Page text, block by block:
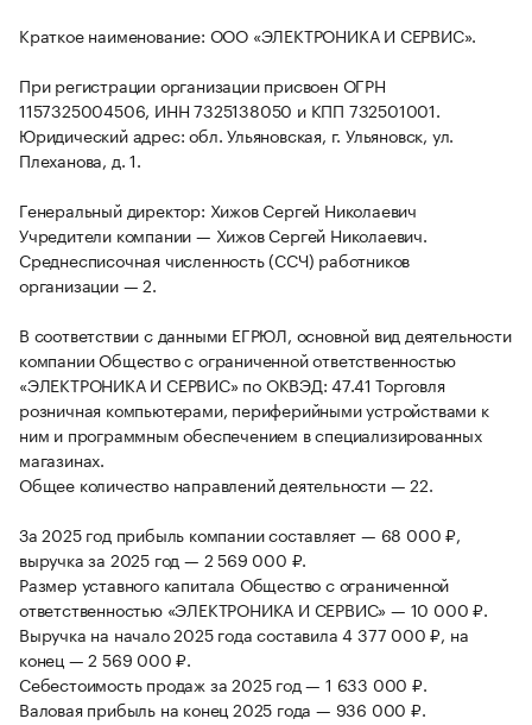
Краткое наименование: ООО «ЭЛЕКТРОНИКА И СЕРВИС».
При регистрации организации присвоен ОГРН
1157325004506, ИНН 7325138050 и КПП 732501001.
Юридический адрес: обл. Ульяновская, г. Ульяновск, ул.
Плеханова, д. 1.
Генеральный директор: Хижов Сергей Николаевич
Учредители компании — Хижов Сергей Николаевич.
Среднесписочная численность (ССЧ) работников
организации — 2.
В соответствии с данными ЕГРЮЛ, основной вид деятельности
компании Общество с ограниченной ответственностью
«ЭЛЕКТРОНИКА И СЕРВИС» по ОКВЭД: 47.41 Торговля
розничная компьютерами, периферийными устройствами к
ним и программным обеспечением в специализированных
магазинах.
Общее количество направлений деятельности — 22.
За 2025 год прибыль компании составляет — 68 000 ₽,
выручка за 2025 год — 2 569 000 ₽.
Размер уставного капитала Общество с ограниченной
ответственностью «ЭЛЕКТРОНИКА И СЕРВИС» — 10 000 ₽.
Выручка на начало 2025 года составила 4 377 000 ₽, на
конец — 2 569 000 ₽.
Себестоимость продаж за 2025 год — 1 633 000 ₽.
Валовая прибыль на конец 2025 года — 936 000 ₽.